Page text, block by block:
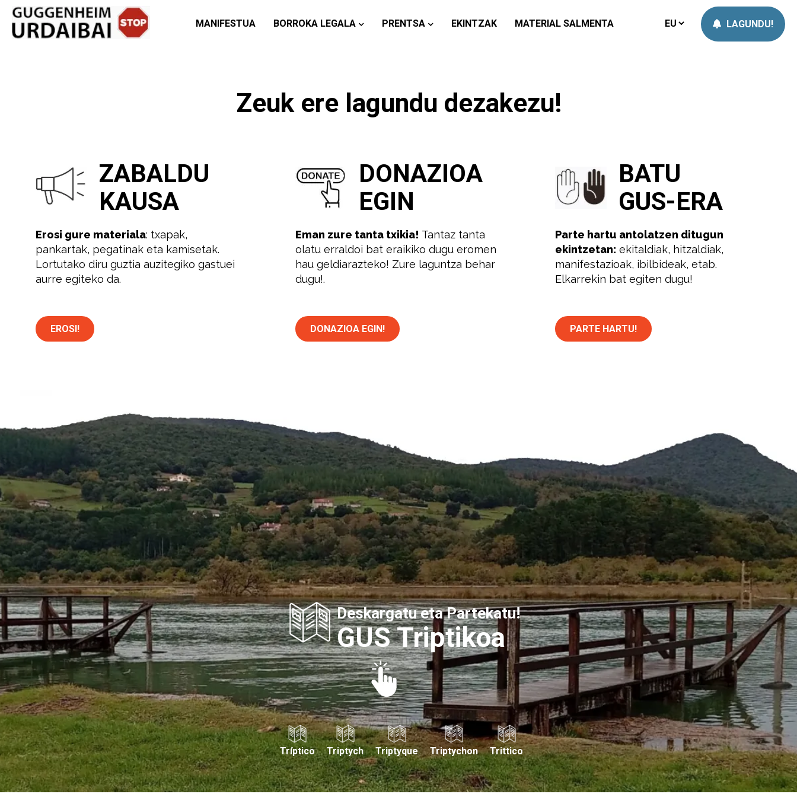
Zeuk ere lagundu dezakezu!
ZABALDU
KAUSA
Erosi gure materiala: txapak,
pankartak, pegatinak eta kamisetak.
Lortutako diru guztia auzitegiko gastuei
aurre egiteko da.
EROSI!
DONAZIOA
EGIN
Eman zure tanta txikia! Tantaz tanta
olatu erraldoi bat eraikiko dugu eromen
hau geldiarazteko! Zure laguntza behar
dugu!.
DONAZIOA EGIN!
BATU
GUS-ERA
Parte hartu antolatzen ditugun
ekintzetan: ekitaldiak, hitzaldiak,
manifestazioak, ibilbideak, etab.
Elkarrekin bat egiten dugu!
PARTE HARTU!
Deskargatu eta Partekatu!
GUS Triptikoa
Tríptico Triptych Triptyque Triptychon Trittico
MANIFESTUA BORROKA LEGALA PRENTSA EKINTZAK MATERIAL SALMENTA LAGUNDU!